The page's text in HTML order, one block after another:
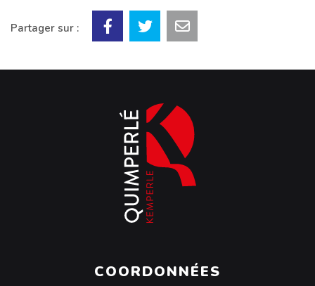
Partager sur :
COORDONNÉES